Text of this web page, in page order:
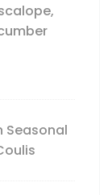
Seasonal